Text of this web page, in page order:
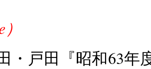
）
・戸田『昭和63年